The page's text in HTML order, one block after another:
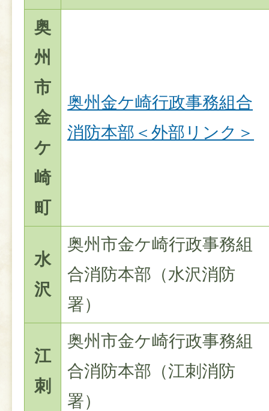
奥
州
市
金
ケ
崎
町
奥州金ケ崎行政事務組合
消防本部＜外部リンク＞
水
沢
奥州市金ケ崎行政事務組
合消防本部（水沢消防
署）
江
刺
奥州市金ケ崎行政事務組
合消防本部（江刺消防
署）